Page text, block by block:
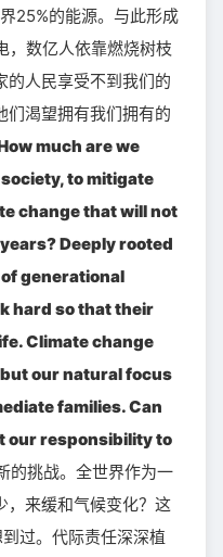
25%的能源。与此形成
，数亿人依靠燃烧树枝
的人民享受不到我们的
们渴望拥有我们拥有的
much are we
to mitigate
change that will not
Deeply rooted
generational
hard so that their
Climate change
our natural focus
families. Can
our responsibility to
的挑战。全世界作为一
，来缓和气候变化？这
过。代际责任深深植